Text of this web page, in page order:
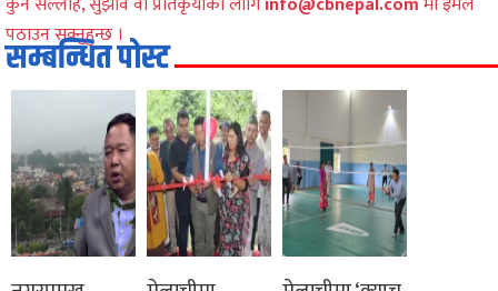
पठाउन सक्नुहुन्छ ।
सम्बन्धित पोस्ट